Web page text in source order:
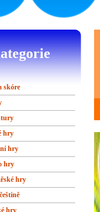
skóre
hry
hry
hry
hry
hry